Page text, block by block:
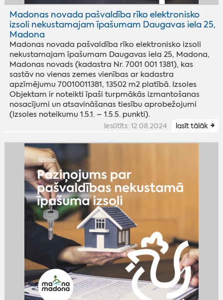
Madonas novada pašvaldība rīko elektronisko
izsoli nekustamajam īpašumam Daugavas iela 25,
Madona
Madonas novada pašvaldība rīko elektronisko izsoli
nekustamajam īpašumam Daugavas iela 25, Madona,
Madonas novads (kadastra Nr. 7001 001 1381), kas
sastāv no vienas zemes vienības ar kadastra
apzīmējumu 70010011381, 13502 m2 platībā. Izsoles
Objektam ir noteikti īpaši turpmākās izmantošanas
nosacījumi un atsavināšanas tiesību aprobežojumi
(Izsoles noteikumu 1.5.1. – 1.5.5. punkti).
iesūtīts: 12.08.2024 lasīt tālāk